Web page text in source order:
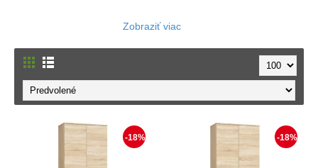
-18% -18%